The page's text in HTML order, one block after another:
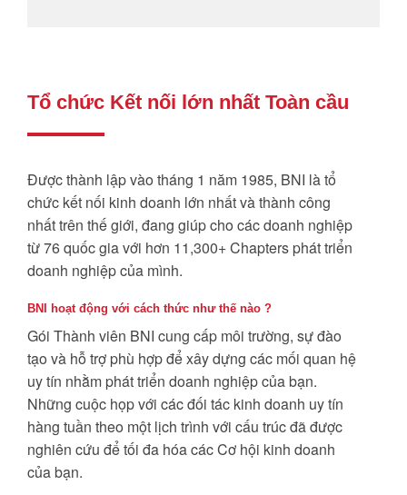
Tổ chức Kết nối lớn nhất Toàn cầu
Được thành lập vào tháng 1 năm 1985, BNI là tổ
chức kết nối kinh doanh lớn nhất và thành công
nhất trên thế giới, đang giúp cho các doanh nghiệp
từ 76 quốc gia với hơn 11,300+ Chapters phát triển
doanh nghiệp của mình.
BNI hoạt động với cách thức như thế nào ?
Gói Thành viên BNI cung cấp môi trường, sự đào
tạo và hỗ trợ phù hợp để xây dựng các mối quan hệ
uy tín nhằm phát triển doanh nghiệp của bạn.
Những cuộc họp với các đối tác kinh doanh uy tín
hàng tuần theo một lịch trình với cấu trúc đã được
nghiên cứu để tối đa hóa các Cơ hội kinh doanh
của bạn.